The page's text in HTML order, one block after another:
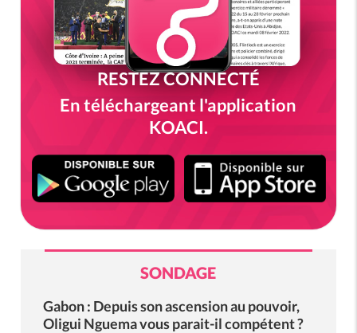
RESTEZ CONNECTÉ
En téléchargeant l'application
KOACI.
SONDAGE
Gabon : Depuis son ascension au pouvoir,
Oligui Nguema vous parait-il compétent ?